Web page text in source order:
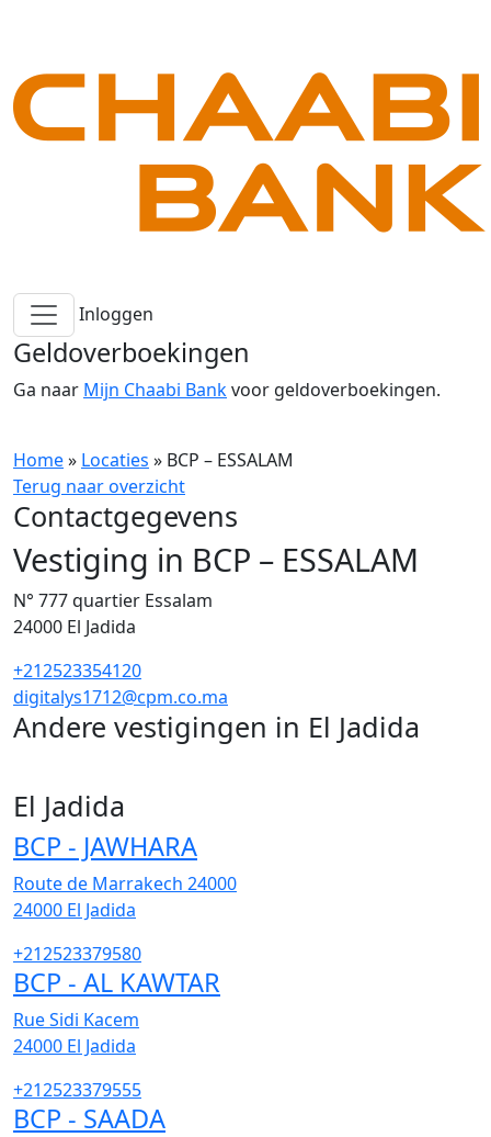
Inloggen
Geldoverboekingen
Ga naar Mijn Chaabi Bankvoor geldoverboekingen.
Home» Locaties » BCP – ESSALAM
Terug naar overzicht
Contactgegevens
Vestiging in BCP – ESSALAM
N° 777 quartier Essalam
24000 El Jadida
+212523354120
digitalys1712@cpm.co.ma
Andere vestigingen in El Jadida
El Jadida
BCP - JAWHARA
Route de Marrakech 24000
24000 El Jadida
+212523379580
BCP - AL KAWTAR
Rue Sidi Kacem
24000 El Jadida
+212523379555
BCP - SAADA